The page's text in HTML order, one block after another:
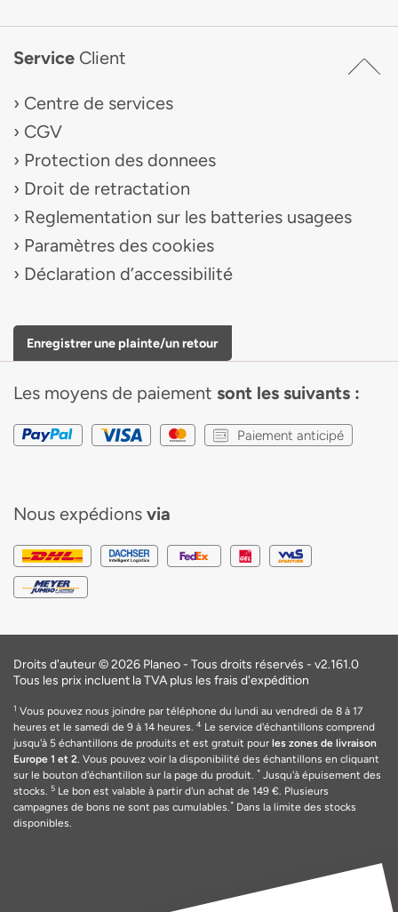
Service Client
Centre de services
CGV
Protection des donnees
Droit de retractation
Reglementation sur les batteries usagees
Paramètres des cookies
Déclaration d’accessibilité
Enregistrer une plainte/un retour
Les moyens de paiement sont les suivants :
Paiement anticipé
Nous expédions via
Droits d'auteur © 2026 Planeo - Tous droits réservés - v2.161.0
Tous les prix incluent la TVA plus les frais d'expédition
1 Vous pouvez nous joindre par téléphone du lundi au vendredi de 8 à 17
heures et le samedi de 9 à 14 heures. 4 Le service d'échantillons comprend
jusqu'à 5 échantillons de produits et est gratuit pour les zones de livraison
Europe 1 et 2. Vous pouvez voir la disponibilité des échantillons en cliquant
sur le bouton d'échantillon sur la page du produit. * Jusqu'à épuisement des
stocks. 5 Le bon est valable à partir d'un achat de 149 €. Plusieurs
campagnes de bons ne sont pas cumulables.* Dans la limite des stocks
disponibles.